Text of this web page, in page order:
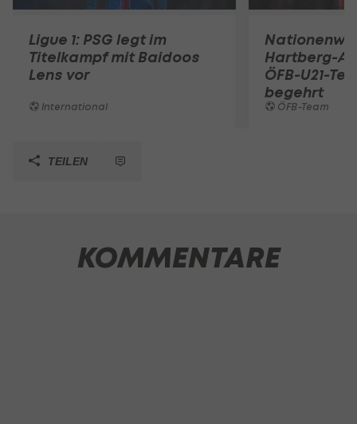
Ligue 1: PSG legt im
Titelkampf mit Baidoos
Lens vor
International
Hartberg-
ÖFB-U21-
begehrt
ÖFB-Team
TEILEN
KOMMENTARE